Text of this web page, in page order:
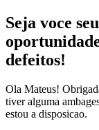
Seja voce
defeitos!
Ola Mateus!
tiver alguma
estou a disposicao.